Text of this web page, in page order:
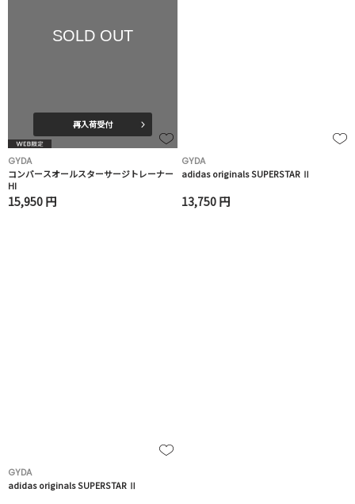
SOLD OUT
再入荷受付
GYDA
コンバースオールスターサージトレーナー
HI
15,950 円
GYDA
adidas originals SUPERSTAR Ⅱ
13,750 円
GYDA
adidas originals SUPERSTAR Ⅱ